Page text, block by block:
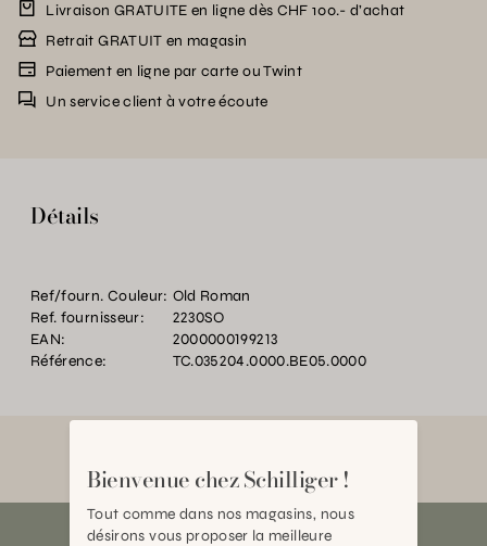
Livraison GRATUITE en ligne dès CHF 100.- d’achat
Retrait GRATUIT en magasin
Paiement en ligne par carte ou Twint
Un service client à votre écoute
Détails
Ref/fourn. Couleur: Old Roman
Ref. fournisseur:
2230SO
EAN:
2000000199213
Référence:
TC.035204.0000.BE05.0000
Bienvenue chez Schilliger !
Tout comme dans nos magasins, nous
désirons vous proposer la meilleure